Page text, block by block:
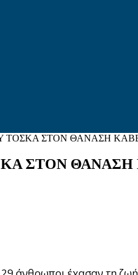
ΤΟΣΚΑ ΣΤΟΝ ΘΑΝΑΣΗ
ΣΤΟΝ ΘΑΝΑΣΗ